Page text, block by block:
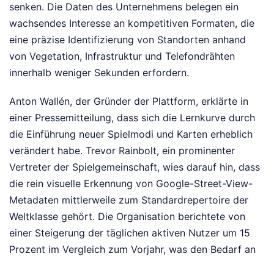
senken. Die Daten des Unternehmens belegen ein
wachsendes Interesse an kompetitiven Formaten, die
eine präzise Identifizierung von Standorten anhand
von Vegetation, Infrastruktur und Telefondrähten
innerhalb weniger Sekunden erfordern.
Anton Wallén, der Gründer der Plattform, erklärte in
einer Pressemitteilung, dass sich die Lernkurve durch
die Einführung neuer Spielmodi und Karten erheblich
verändert habe. Trevor Rainbolt, ein prominenter
Vertreter der Spielgemeinschaft, wies darauf hin, dass
die rein visuelle Erkennung von Google-Street-View-
Metadaten mittlerweile zum Standardrepertoire der
Weltklasse gehört. Die Organisation berichtete von
einer Steigerung der täglichen aktiven Nutzer um 15
Prozent im Vergleich zum Vorjahr, was den Bedarf an